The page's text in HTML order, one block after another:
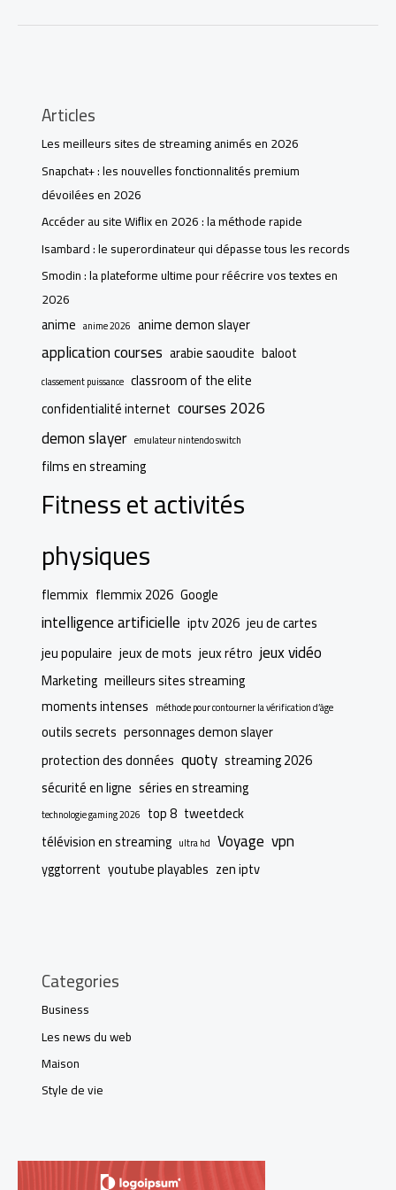
Articles
Les meilleurs sites de streaming animés en 2026
Snapchat+ : les nouvelles fonctionnalités premium
dévoilées en 2026
Accéder au site Wiflix en 2026 : la méthode rapide
Isambard : le superordinateur qui dépasse tous les records
Smodin : la plateforme ultime pour réécrire vos textes en
2026
anime anime 2026 anime demon slayer
application courses arabie saoudite baloot
classement puissance classroom of the elite
confidentialité internet courses 2026
demon slayer emulateur nintendo switch
films en streaming
Fitness et activités
physiques
flemmix flemmix 2026 Google
intelligence artificielle iptv 2026 jeu de cartes
jeu populaire jeux de mots jeux rétro jeux vidéo
Marketing meilleurs sites streaming
moments intenses méthode pour contourner la vérification d’âge
outils secrets personnages demon slayer
protection des données quoty streaming 2026
sécurité en ligne séries en streaming
technologie gaming 2026 top 8 tweetdeck
télévision en streaming ultra hd Voyage vpn
yggtorrent youtube playables zen iptv
Categories
Business
Les news du web
Maison
Style de vie